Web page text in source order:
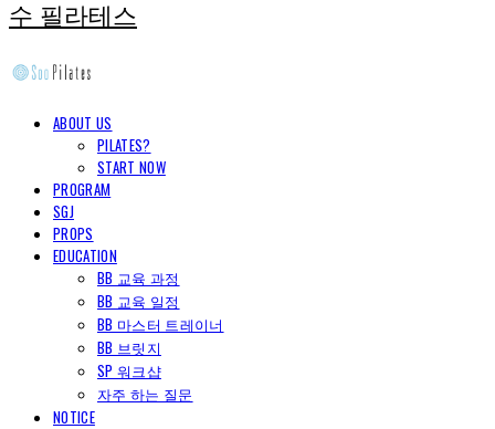
수 필라테스
ABOUT US
PILATES?
START NOW
PROGRAM
SGJ
PROPS
EDUCATION
BB 교육 과정
BB 교육 일정
BB 마스터 트레이너
BB 브릿지
SP 워크샵
자주 하는 질문
NOTICE